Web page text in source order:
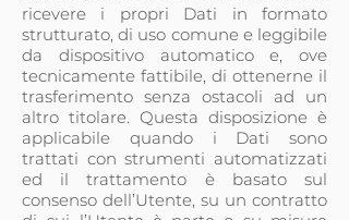
ricevere i propri Dati in formato
strutturato, di uso comune e leggibile
da dispositivo automatico e, ove
tecnicamente fattibile, di ottenerne il
trasferimento senza ostacoli ad un
altro titolare. Questa disposizione è
applicabile quando i Dati sono
trattati con strumenti automatizzati
ed il trattamento è basato sul
consenso dell’Utente, su un contratto